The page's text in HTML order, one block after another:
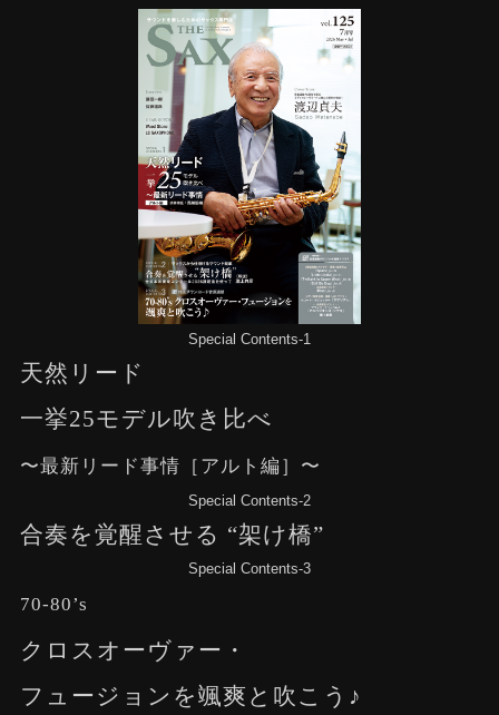
Special Contents-1
天然リード
一挙25モデル吹き比べ
〜最新リード事情［アルト編］〜
Special Contents-2
合奏を覚醒させる “架け橋”
Special Contents-3
70-80’s
クロスオーヴァー・
フュージョンを颯爽と吹こう♪